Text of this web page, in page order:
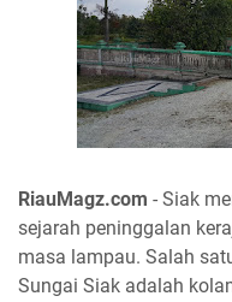
RiauMagz.com - Siak
sejarah peninggalan
masa lampau. Salah
Sungai Siak adalah